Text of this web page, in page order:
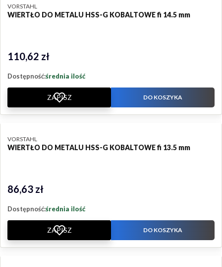
WIERTŁO DO METALU HSS-G KOBALTOWE fi 14.5 mm
PRODUCENT
VORSTAHL
Cena
110,62 zł
Dostępność:średnia ilość
ZAPISZ DO KOSZYKA
WIERTŁO DO METALU HSS-G KOBALTOWE fi 13.5 mm
PRODUCENT
VORSTAHL
Cena
86,63 zł
Dostępność:średnia ilość
ZAPISZ DO KOSZYKA